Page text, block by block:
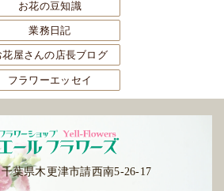
お花の豆知識
業務日記
花屋さんの店長ブログ
フラワーエッセイ
葉県木更津市請西南5-26-17